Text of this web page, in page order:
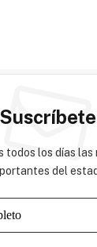
Suscríbete
todos los días las
del